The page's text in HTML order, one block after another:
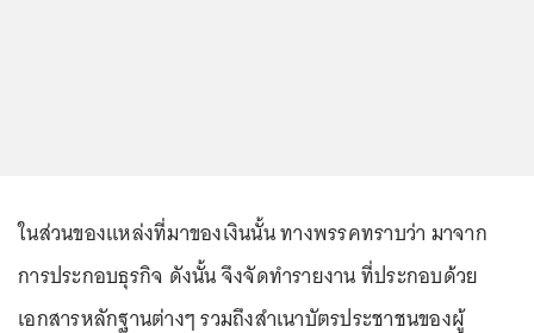
ในส่วนของแหล่งที่มาของเงินนั้น ทางพรรคทราบว่า มาจาก
การประกอบธุรกิจ ดังนั้น จึงจัดทำรายงาน ที่ประกอบด้วย
เอกสารหลักฐานต่างๆ รวมถึงสำเนาบัตรประชาชนของผู้